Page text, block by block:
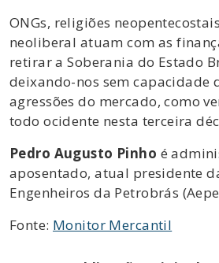
ONGs, religiões
neoliberal atuam com as
retirar a Soberania do Estado
deixando-nos sem capacidade
agressões do mercado, como
todo ocidente nesta terceira
Pedro Augusto Pinho é
aposentado, atual presidente
Engenheiros da Petrobrás
Fonte: Monitor Mercantil